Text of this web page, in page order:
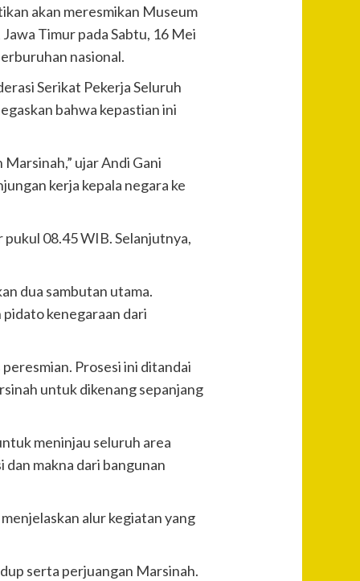
akan meresmikan Museum
Timur pada Sabtu, 16 Mei
nasional.
Serikat Pekerja Seluruh
bahwa kepastian ini
ujar Andi Gani
kerja kepala negara ke
08.45 WIB. Selanjutnya,
dua sambutan utama.
pidato kenegaraan dari
Prosesi ini ditandai
untuk dikenang sepanjang
meninjau seluruh area
makna dari bangunan
alur kegiatan yang
serta perjuangan Marsinah.